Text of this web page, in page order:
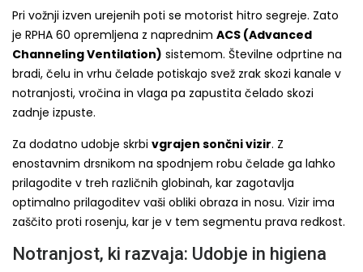
Pri vožnji izven urejenih poti se motorist hitro segreje. Zato
je RPHA 60 opremljena z naprednim ACS (Advanced
Channeling Ventilation) sistemom. Številne odprtine na
bradi, čelu in vrhu čelade potiskajo svež zrak skozi kanale v
notranjosti, vročina in vlaga pa zapustita čelado skozi
zadnje izpuste.
Za dodatno udobje skrbi vgrajen sončni vizir. Z
enostavnim drsnikom na spodnjem robu čelade ga lahko
prilagodite v treh različnih globinah, kar zagotavlja
optimalno prilagoditev vaši obliki obraza in nosu. Vizir ima
zaščito proti rosenju, kar je v tem segmentu prava redkost.
Notranjost, ki razvaja: Udobje in higiena